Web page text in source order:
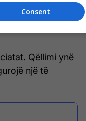
me
Qëllimi ynë
një të
Consent